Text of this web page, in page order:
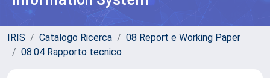
IRIS Catalogo Ricerca
08 Report e Working Paper
08.04 Rapporto tecnico